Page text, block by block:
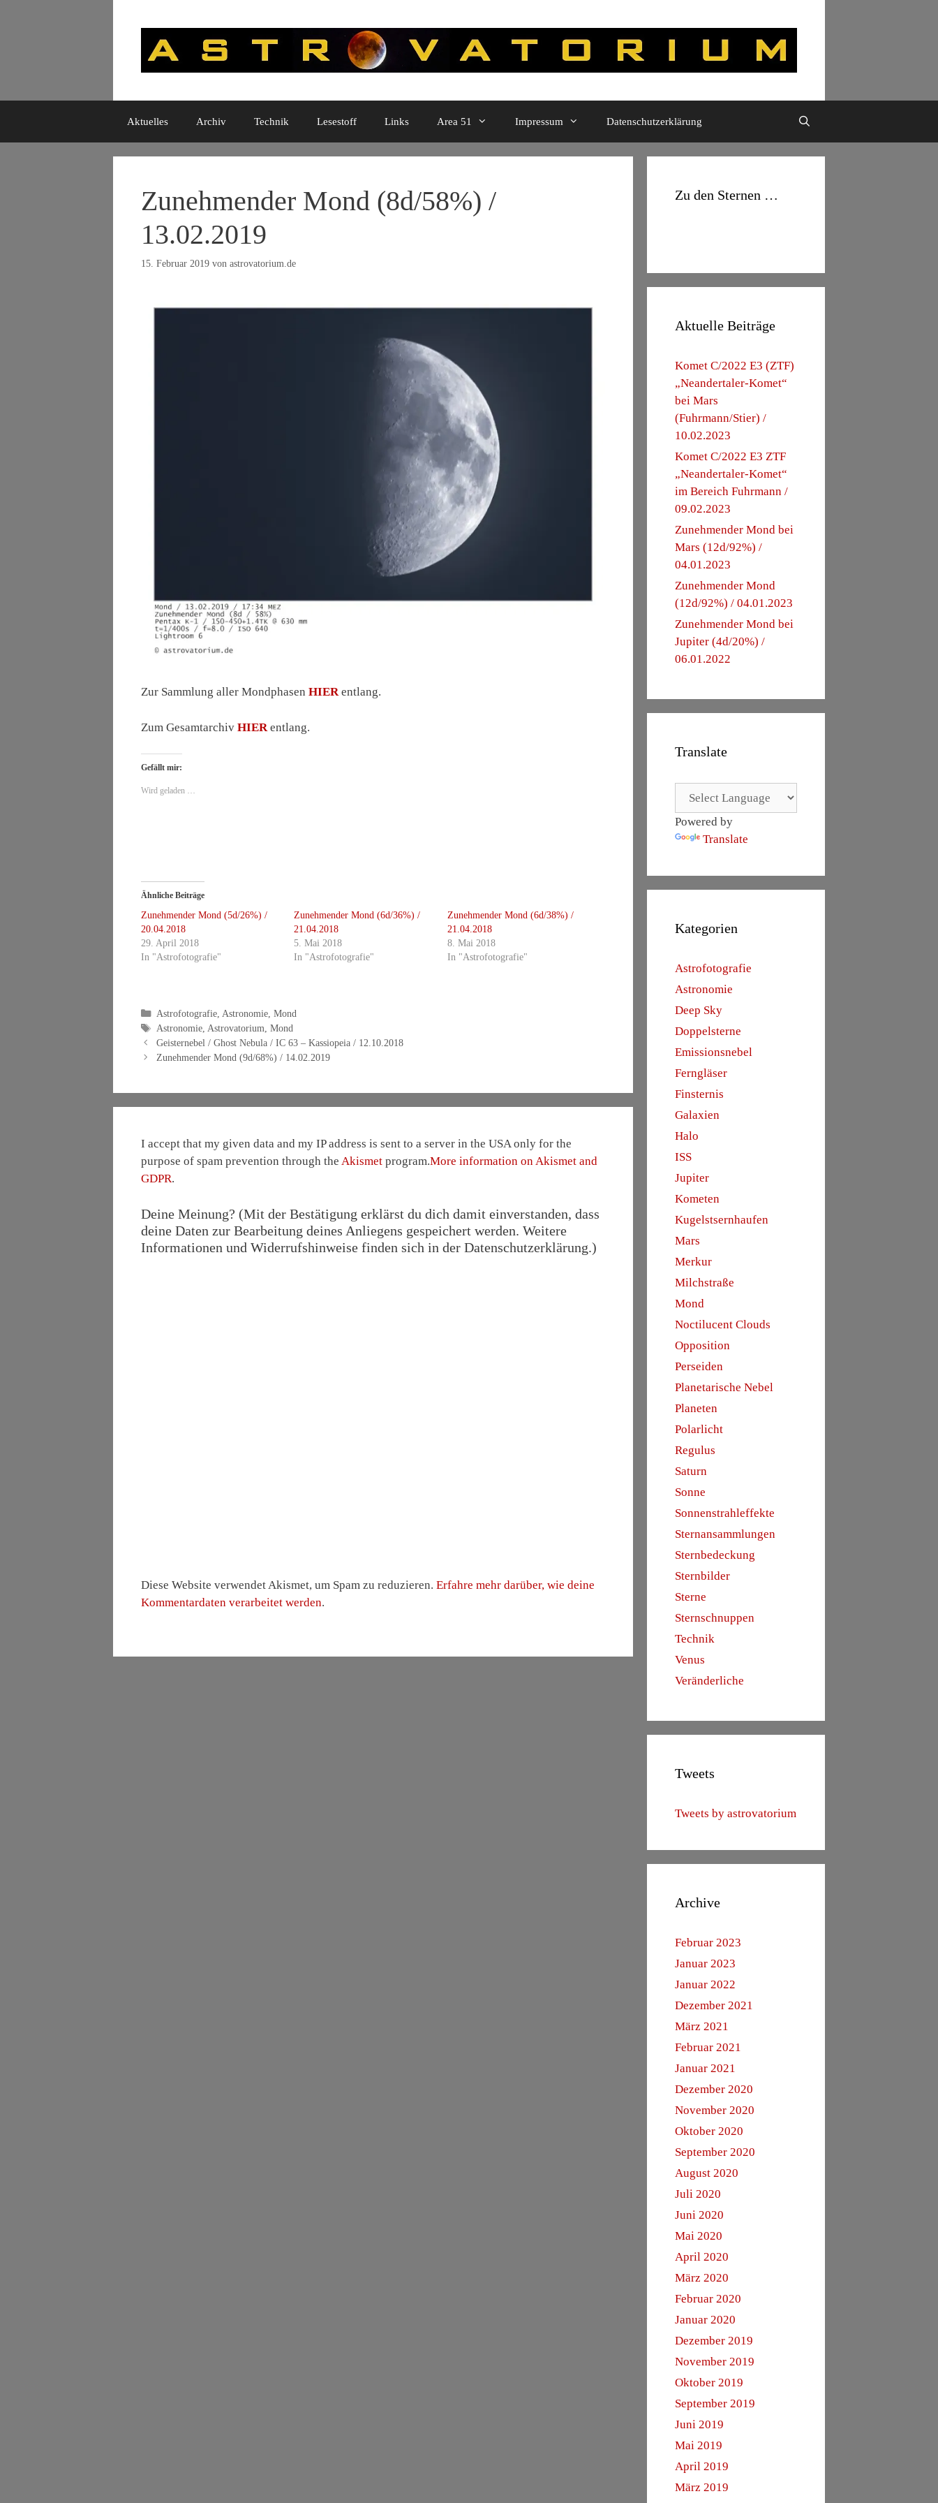
Aktuelles Archiv Technik Lesestoff Links Area 51 Impressum Datenschutzerklärung
Zunehmender Mond (8d/58%) /
13.02.2019
15. Februar 2019 von astrovatorium.de
Zur Sammlung aller Mondphasen HIERentlang.
Zum Gesamtarchiv HIER entlang.
Gefällt mir:
Wird geladen …
Ähnliche Beiträge
Zunehmender Mond (5d/26%) /
20.04.2018
29. April 2018
In "Astrofotografie"
Zunehmender Mond (6d/36%) /
21.04.2018
5. Mai 2018
In "Astrofotografie"
Zunehmender Mond (6d/38%) /
21.04.2018
8. Mai 2018
In "Astrofotografie"
Kategorien
Astrofotografie, Astronomie, Mond
Schlagwörter
Astronomie, Astrovatorium Mond
Geisternebel / Ghost Nebula / IC 63 – Kassiopeia / 12.10.2018
Zunehmender Mond (9d/68%) / 14.02.2019
I accept that my given data and my IP address is sent to a server in the USA only for the
purpose of spam prevention through the Akismet program.More information on Akismet and
GDPR.
Deine Meinung? (Mit der Bestätigung erklärst du dich damit einverstanden, dass
deine Daten zur Bearbeitung deines Anliegens gespeichert werden. Weitere
Informationen und Widerrufshinweise finden sich in der Datenschutzerklärung.)
Diese Website verwendet Akismet, um Spam zu reduzieren. Erfahre mehr darüber, wie deine
Kommentardaten verarbeitet werden.
Zu den Sternen …
Aktuelle Beiträge
Komet C/2022 E3 (ZTF)
„Neandertaler-Komet“
bei Mars
(Fuhrmann/Stier) /
10.02.2023
Komet C/2022 E3 ZTF
„Neandertaler-Komet“
im Bereich Fuhrmann /
09.02.2023
Zunehmender Mond bei
Mars (12d/92%) /
04.01.2023
Zunehmender Mond
(12d/92%) / 04.01.2023
Zunehmender Mond bei
Jupiter (4d/20%) /
06.01.2022
Translate
Powered by
Translate
Kategorien
Astrofotografie
Astronomie
Deep Sky
Doppelsterne
Emissionsnebel
Ferngläser
Finsternis
Galaxien
Halo
ISS
Jupiter
Kometen
Kugelstsernhaufen
Mars
Merkur
Milchstraße
Mond
Noctilucent Clouds
Opposition
Perseiden
Planetarische Nebel
Planeten
Polarlicht
Regulus
Saturn
Sonne
Sonnenstrahleffekte
Sternansammlungen
Sternbedeckung
Sternbilder
Sterne
Sternschnuppen
Technik
Venus
Veränderliche
Tweets
Tweets by astrovatorium
Archive
Februar 2023
Januar 2023
Januar 2022
Dezember 2021
März 2021
Februar 2021
Januar 2021
Dezember 2020
November 2020
Oktober 2020
September 2020
August 2020
Juli 2020
Juni 2020
Mai 2020
April 2020
März 2020
Februar 2020
Januar 2020
Dezember 2019
November 2019
Oktober 2019
September 2019
Juni 2019
Mai 2019
April 2019
März 2019